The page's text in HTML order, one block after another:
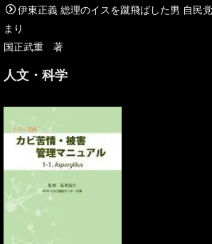
伊東正義 総理のイスを蹴飛ばした男 自民
まり
国正武重 著
人文・科学